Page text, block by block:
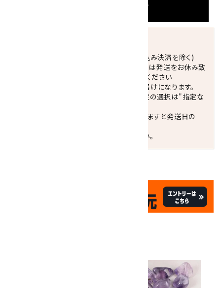
正午までのご注文で当日発送致します。(振込み決済を除く)
休業日(水曜日、第1．3木曜日)と臨時休業日は発送をお休み致
します。 営業日カレンダー(左下段)をご確認ください
配達ご希望日がない場合は、最短日でのお届けになります。
※最短でのお届けをご希望の場合、時間指定の選択は"指定な
お届けの地域によっては、時間帯を指定されますと発送日の
ご不明な点はお気軽にお問い合わせください。
祝☆サイトオープン17周年
!!